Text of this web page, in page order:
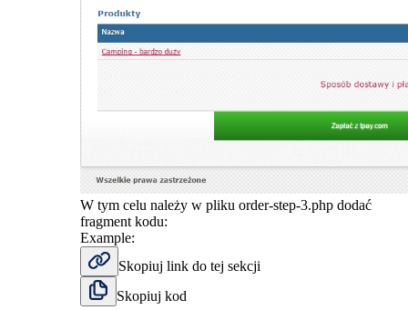
W tym celu należy w pliku order-step-3.php dodać
fragment kodu:
Example:
Skopiuj link do tej sekcji
Skopiuj kod